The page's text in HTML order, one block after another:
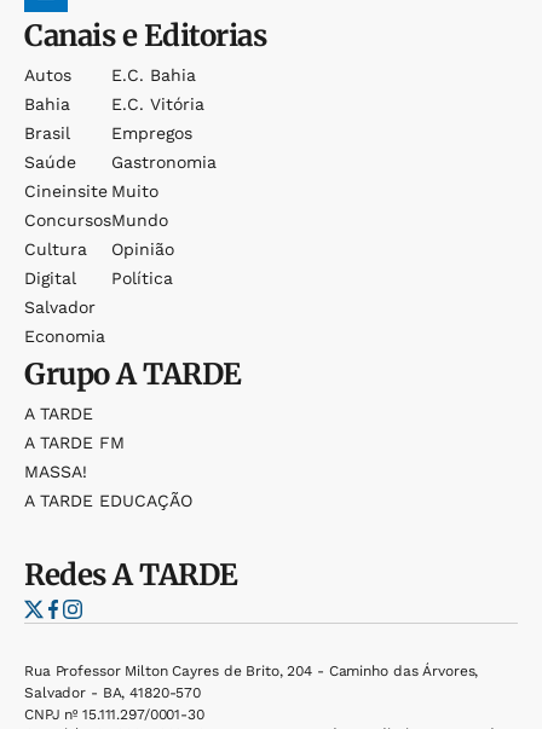
Canais e Editorias
Autos
Bahia
Brasil
Saúde
Cineinsite
Concursos
Cultura
Digital
Salvador
Economia
E.c. Bahia
E.c. Vitória
Empregos
Gastronomia
Muito
Mundo
Opinião
Política
GrupoA TARDE
A TARDE
A TARDE FM
MASSA!
A TARDE EDUCAÇÃO
RedesA TARDE
Rua Professor Milton Cayres de Brito, 204 - Caminho das Árvores,
Salvador - BA, 41820-570
CNPJ nº 15.111.297/0001-30